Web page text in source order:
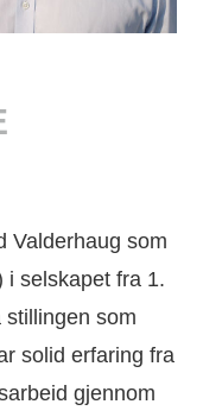
Valderhaug som
i selskapet fra 1.
stillingen som
solid erfaring fra
gjennom